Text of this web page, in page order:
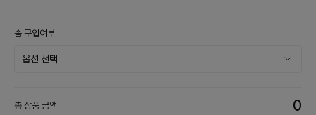
솜 구입여부
총 상품 금액 0